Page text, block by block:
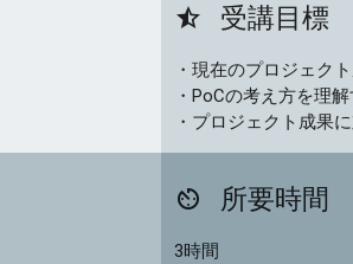
star_half 受講目標
・現在のプロジェク
・PoCの考え方を理解
・プロジェクト成果
av_timer 所要時間
3時間